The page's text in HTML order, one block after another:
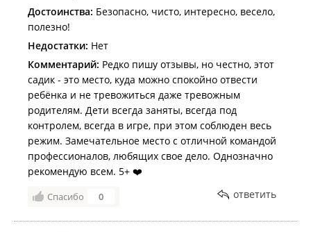
Достоинства: Безопасно, чисто, интересно, весело,
полезно!
Недостатки: Нет
Комментарий: Редко пишу отзывы, но честно, этот
садик - это место, куда можно спокойно отвести
ребёнка и не тревожиться даже тревожным
родителям. Дети всегда заняты, всегда под
контролем, всегда в игре, при этом соблюден весь
режим. Замечательное место с отличной командой
профессионалов, любящих свое дело. Однозначно
рекомендую всем. 5+ ❤️
Спасибо 0 ответить